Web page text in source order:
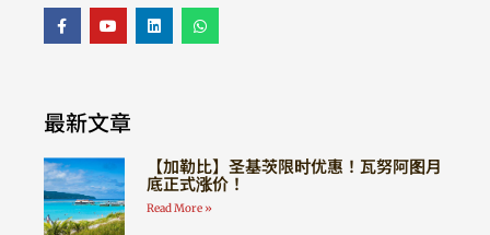
最新文章
【加勒比】圣基茨限时优惠！瓦努阿图月
底正式涨价！
Read More »